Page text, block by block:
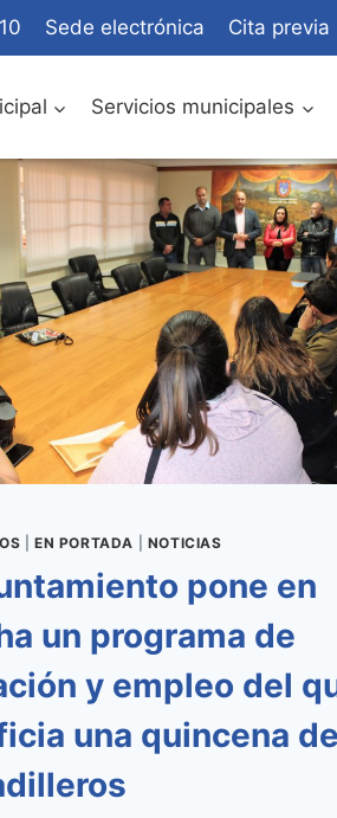
Sede electrónica Cita previa
Servicios municipales
|EN PORTADA NOTICIAS
pone en
un programa de
y empleo del
una quincena de